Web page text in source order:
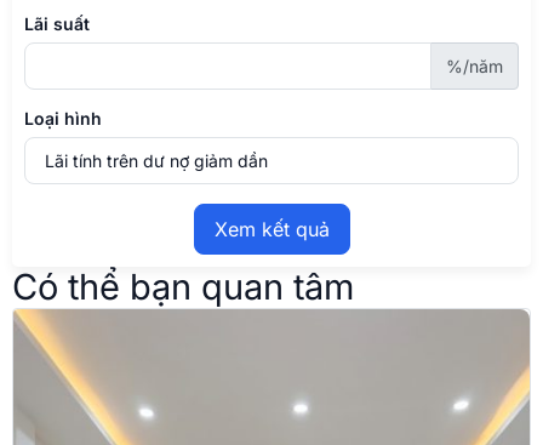
Lãi suất
%/năm
Loại hình
Xem kết quả
Có thể bạn quan tâm